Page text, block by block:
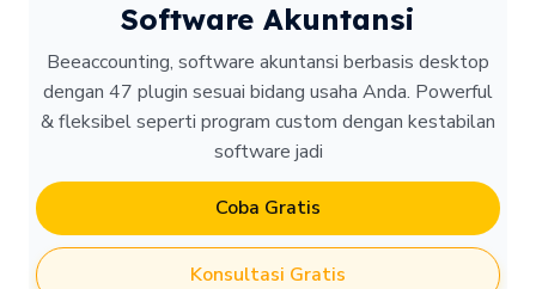
Software Akuntansi
Beeaccounting, software akuntansi berbasis desktop
dengan 47 plugin sesuai bidang usaha Anda. Powerful
& fleksibel seperti program custom dengan kestabilan
software jadi
Coba Gratis
Konsultasi Gratis